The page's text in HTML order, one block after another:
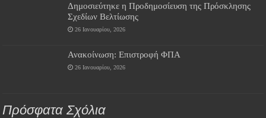
Δημοσιεύτηκε η Προδημοσίευση της Πρόσκλησης
Σχεδίων Βελτίωσης
26 Ιανουαρίου, 2026
Ανακοίνωση: Επιστροφή ΦΠΑ
26 Ιανουαρίου, 2026
Πρόσφατα Σχόλια